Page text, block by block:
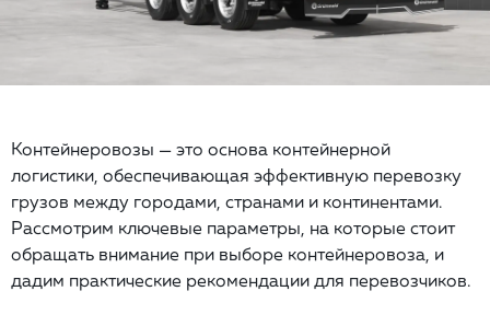
Контейнеровозы — это основа контейнерной
логистики, обеспечивающая эффективную перевозку
грузов между городами, странами и континентами.
Рассмотрим ключевые параметры, на которые стоит
обращать внимание при выборе контейнеровоза, и
дадим практические рекомендации для перевозчиков.